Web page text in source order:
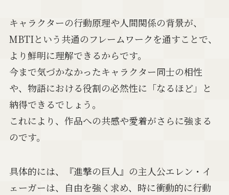
キャラクターの行動原理や人間関係の背景が、
MBTIという共通のフレームワークを通すことで、
より鮮明に理解できるからです。
今まで気づかなかったキャラクター同士の相性
や、物語における役割の必然性に「なるほど」と
納得できるでしょう。
これにより、作品への共感や愛着がさらに強まる
のです。
具体的には、『進撃の巨人』の主人公エレン・イ
ェーガーは、自由を強く求め、時に衝動的に行動